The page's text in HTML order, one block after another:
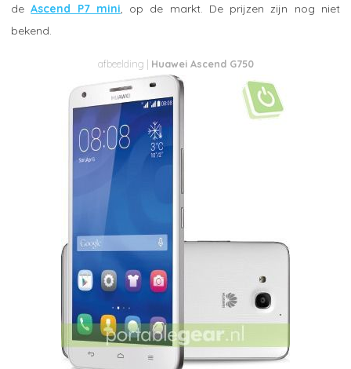
deAscend P7 mini , op de markt. De prijzen zijn nog niet
bekend.
Huawei Ascend G750